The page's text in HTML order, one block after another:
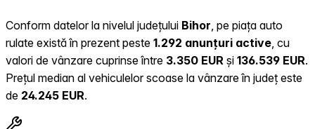
Conform datelor la nivelul județului Bihor , pe piața auto
rulate există în prezent peste 1.292 anunțuri active , cu
valori de vânzare cuprinse între 3.350 EUR și 136.539 EUR.
Prețul median al vehiculelor scoase la vânzare în județ este
de 24.245 EUR.